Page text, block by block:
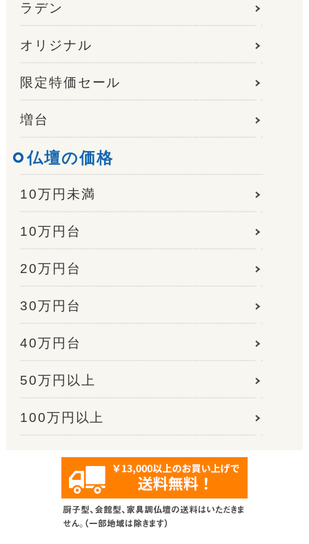
ラデン
オリジナル
限定特価セール
増台
仏壇の価格
10万円未満
10万円台
20万円台
30万円台
40万円台
50万円以上
100万円以上